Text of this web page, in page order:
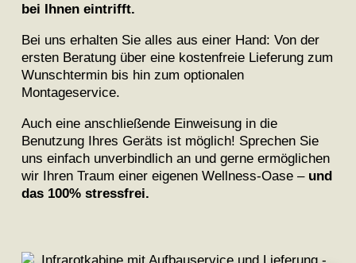
bei Ihnen eintrifft.
Bei uns erhalten Sie alles aus einer Hand: Von der
ersten Beratung über eine kostenfreie Lieferung zum
Wunschtermin bis hin zum optionalen
Montageservice.
Auch eine anschließende Einweisung in die
Benutzung Ihres Geräts ist möglich! Sprechen Sie
uns einfach unverbindlich an und gerne ermöglichen
wir Ihren Traum einer eigenen Wellness-Oase – und
das 100% stressfrei.